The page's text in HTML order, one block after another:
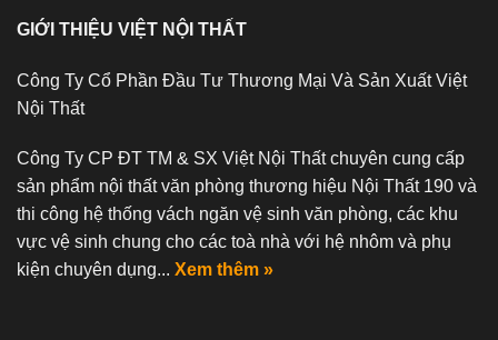
GIỚI THIỆU VIỆT NỘI THẤT
Công Ty Cổ Phần Đầu Tư Thương Mại Và Sản Xuất Việt
Nội Thất
Công Ty CP ĐT TM & SX Việt Nội Thất chuyên cung cấp
sản phẩm nội thất văn phòng thương hiệu Nội Thất 190 và
thi công hệ thống vách ngăn vệ sinh văn phòng, các khu
vực vệ sinh chung cho các toà nhà với hệ nhôm và phụ
kiện chuyên dụng... Xem thêm »